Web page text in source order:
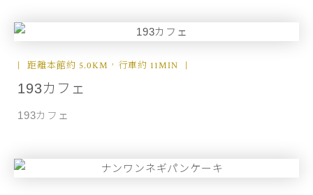
距離本館約 5.0KM，行車約 11MIN
193カフェ
193カフェ